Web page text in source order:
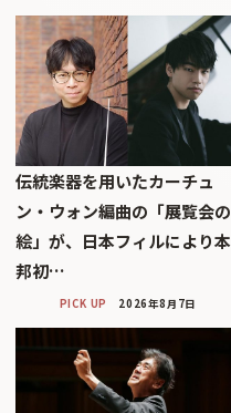
伝統楽器を用いたカーチュ
ン・ウォン編曲の「展覧会の
絵」が、日本フィルにより本
邦初…
PICK UP 2026年8月7日